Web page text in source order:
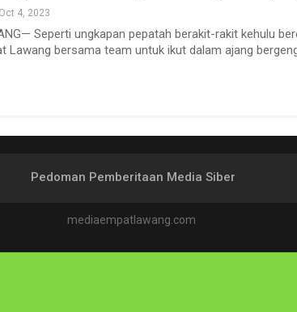
Oct 4, 2023
Seperti ungkapan pepatah berakit-rakit kehulu
Lawang bersama team untuk ikut dalam ajang
Pedoman Pemberitaan Media Siber
mediaempatlawang.com